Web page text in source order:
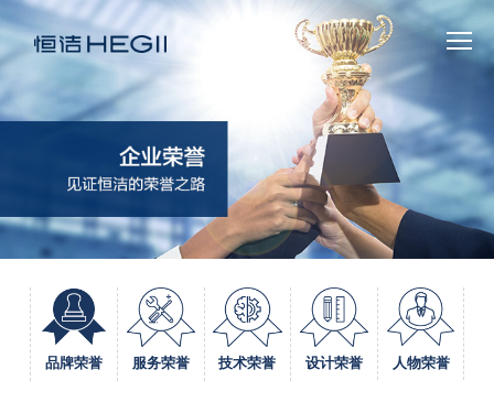
品牌荣誉 服务荣誉 技术荣誉 设计荣誉 人物荣誉